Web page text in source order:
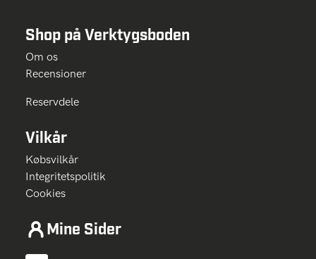
Shop på Verktygsboden
Om os
Recensioner
Reservdele
Vilkår
Købsvilkår
Integritetspolitik
Cookies
Mine Sider